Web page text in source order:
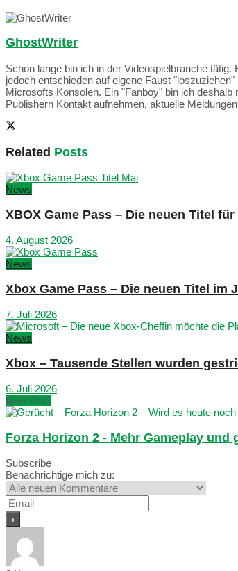
GhostWriter
Schon lange bin ich in der Videospielbranche
jedoch entschieden auf eigene Faust
Microsofts Konsolen. Ein "Fanboy" bin ich
Publishern Kontakt aufnehmen, aktuelle
Related Posts
News
XBOX Game Pass – Die neuen Titel
4. August 2026
News
Xbox Game Pass – Die neuen Titel im
7. Juli 2026
News
Xbox – Tausende Stellen wurden
6. Juli 2026
Next Post
Forza Horizon 2 - Mehr Gameplay und
Subscribe
Benachrichtige mich zu: